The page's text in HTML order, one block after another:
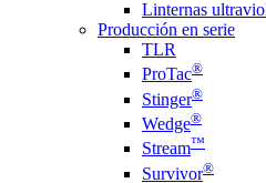
Linternas
Producción en serie
TLR
ProTac®
Stinger®
Wedge®
Stream™
Survivor®